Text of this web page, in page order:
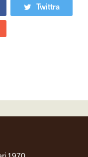
Twittra